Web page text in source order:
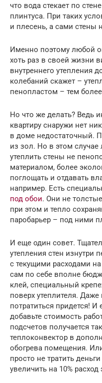
что вода стекает по
плинтуса. При таких
и плесень, а сами стены
Именно поэтому любой
хоть раз в своей жизни
внутреннего утепления
колебаний скажет –
пенопластом – тем
Но что же делать? Ведь
квартиру снаружи нет
в доме недостаточный.
из зол. Но в этом случае
утеплить стены не
материалом, более
поглощать и отдавать
например. Есть
под обои. Они не
при этом и тепло
паробарьер – под ними
И еще один совет.
утепления стен изнутри
с текущими расходами
сам по себе вполне
клей, специальный
поверх утеплителя.
потратиться придется!
добавьте стоимость
подсчетов получается
теплоконвектор в
обогрева помещения.
просто не тратить
увеличить на 10%